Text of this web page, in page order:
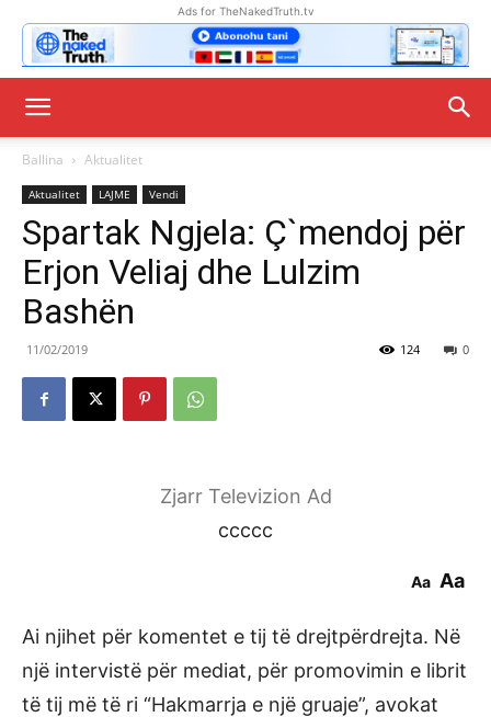
Ads for TheNakedTruth.tv
Ballina Aktualitet
Aktualitet LAJME Vendi
Spartak Ngjela: Ç`mendoj për
Erjon Veliaj dhe Lulzim
Bashën
11/02/2019 0
124
Zjarr Televizion Ad
ccccc
Aa Aa
Ai njihet për komentet e tij të drejtpërdrejta. Në
një intervistë për mediat, për promovimin e librit
të tij më të ri “Hakmarrja e një gruaje”, avokat